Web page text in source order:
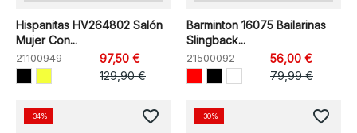
Hispanitas HV264802 Salón
Mujer Con...
21100949
97,50 €
129,90 €
Barminton 16075 Bailarinas
Slingback...
21500092
56,00 €
79,99 €
-34% favorite_border -30% favorite_border